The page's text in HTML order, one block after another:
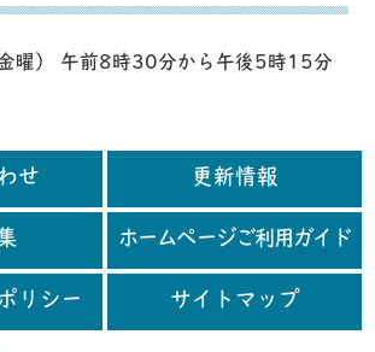
曜） 午前8時30分から午後5時15分
せ 更新情報
ホームページご利用ガイド
リシー サイトマップ